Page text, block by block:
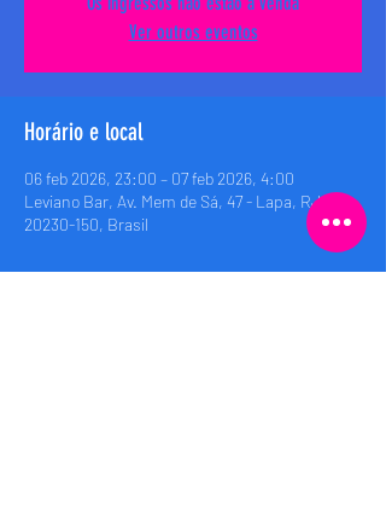
Ver outros eventos
Horário e local
06 feb 2026, 23:00 – 07 feb 2026, 4:00
Leviano Bar, Av. Mem de Sá, 47 - Lapa, RJ,
20230-150, Brasil